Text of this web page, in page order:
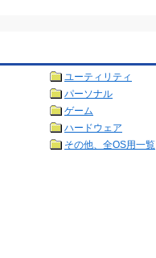
ユーティリティ
パーソナル
ゲーム
ハードウェア
その他、全OS用一覧